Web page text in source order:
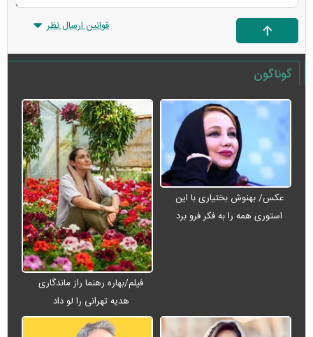
قوانین ارسال نظر
گوناگون
عکس/ بهنوش بختیاری با این
استوری همه را به فکر فرو برد
فیلم/بهاره رهنما راز ماندگاری
هدیه تهرانی را لو داد